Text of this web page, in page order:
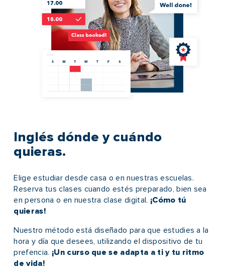
Inglés dónde y cuándo
quieras.
Elige estudiar desde casa o en nuestras escuelas.
Reserva tus clases cuando estés preparado, bien sea
en persona o en nuestra clase digital. ¡Cómo tú
quieras!
Nuestro método está diseñado para que estudies a la
hora y día que desees, utilizando el dispositivo de tu
prefencia. ¡Un curso que se adapta a ti y tu ritmo
de vida!